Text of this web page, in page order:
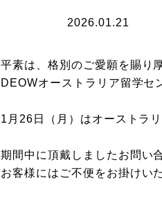
2026.01.21
平素は、格別のご愛願を賜り
DEOWオーストラリア留学
1月26日（月）はオーストラ
期間中に頂戴しましたお問い
お客様にはご不便をお掛けい